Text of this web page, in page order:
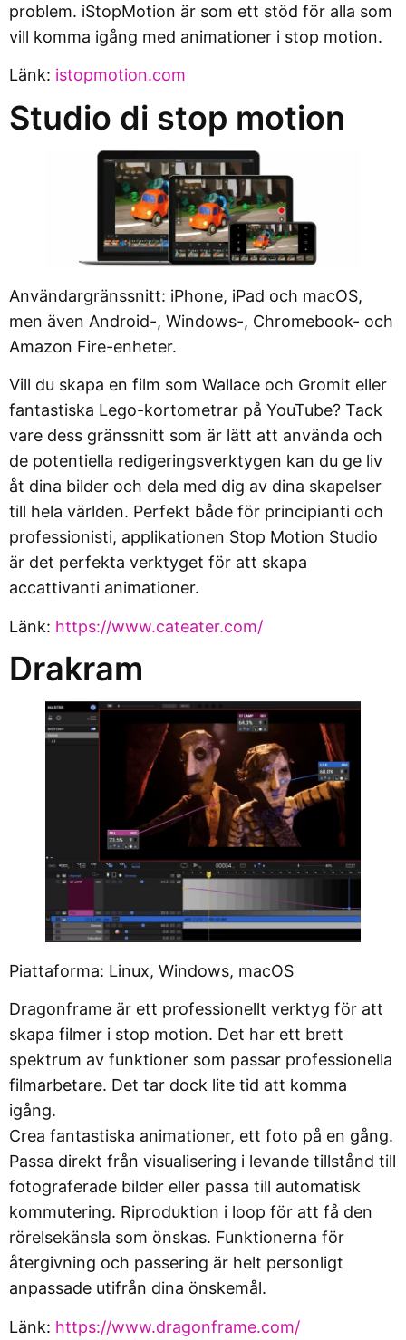
problem. iStopMotion är som ett stöd för alla som
vill komma igång med animationer i stop motion.
Länk: istopmotion.com
Studio di stop motion
Användargränssnitt: iPhone, iPad och macOS,
men även Android-, Windows-, Chromebook- och
Amazon Fire-enheter.
Vill du skapa en film som Wallace och Gromit eller
fantastiska Lego-kortometrar på YouTube? Tack
vare dess gränssnitt som är lätt att använda och
de potentiella redigeringsverktygen kan du ge liv
åt dina bilder och dela med dig av dina skapelser
till hela världen. Perfekt både för principianti och
professionisti, applikationen Stop Motion Studio
är det perfekta verktyget för att skapa
accattivanti animationer.
Länk: https://www.cateater.com/
Drakram
Piattaforma: Linux, Windows, macOS
Dragonframe är ett professionellt verktyg för att
skapa filmer i stop motion. Det har ett brett
spektrum av funktioner som passar professionella
filmarbetare. Det tar dock lite tid att komma
igång.
Crea fantastiska animationer, ett foto på en gång.
Passa direkt från visualisering i levande tillstånd till
fotograferade bilder eller passa till automatisk
kommutering. Riproduktion i loop för att få den
rörelsekänsla som önskas. Funktionerna för
återgivning och passering är helt personligt
anpassade utifrån dina önskemål.
Länk: https://www.dragonframe.com/